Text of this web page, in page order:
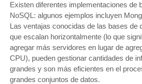
Existen diferentes implementaciones de
NoSQL: algunos ejemplos incluyen
Las ventajas conocidas de las bases de
que escalan horizontalmente (lo que
agregar más servidores en lugar de
CPU), pueden gestionar cantidades de
grandes y son más eficientes en el
grandes conjuntos de datos.